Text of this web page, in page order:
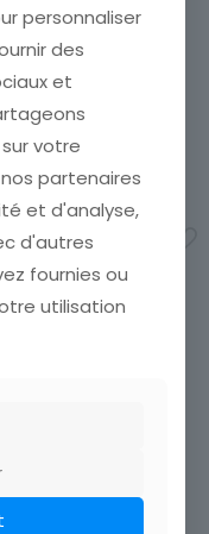
LAC
SCAN Cumulez
afin de réduire
de port. Attendez
ayons calculé les
de port
5,00€
au panier
personnaliser
des
et
votre
partenaires
et d'analyse,
d'autres
fournies ou
utilisation